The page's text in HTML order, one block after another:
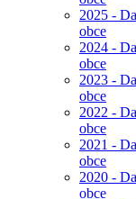
2025 -
obce
2024 -
obce
2023 -
obce
2022 -
obce
2021 -
obce
2020 -
obce